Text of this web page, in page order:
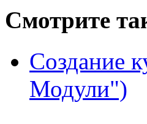
Смотрите
Создание
Модули")